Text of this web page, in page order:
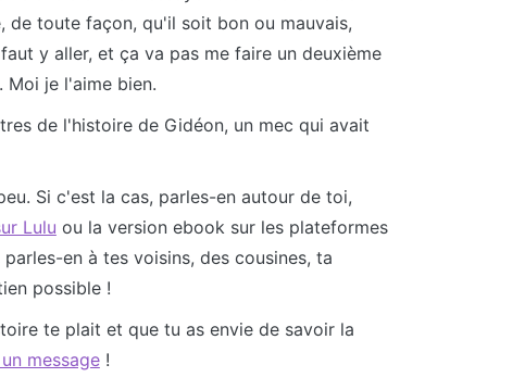
de toute façon, qu'il soit bon ou mauvais,
y aller, et ça va pas me faire un deuxième
Moi je l'aime bien.
de l'histoire de Gidéon, un mec qui avait
Si c'est la cas, parles-en autour de toi,
Lulu ou la version ebook sur les plateformes
en à tes voisins, des cousines, ta
possible !
te plait et que tu as envie de savoir la
message!